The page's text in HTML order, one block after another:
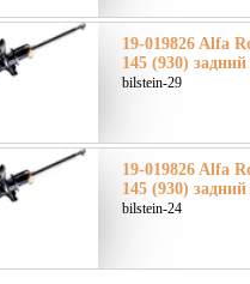
19-019826 Alfa
145 (930)
bilstein-29
19-019826 Alfa
145 (930)
bilstein-24